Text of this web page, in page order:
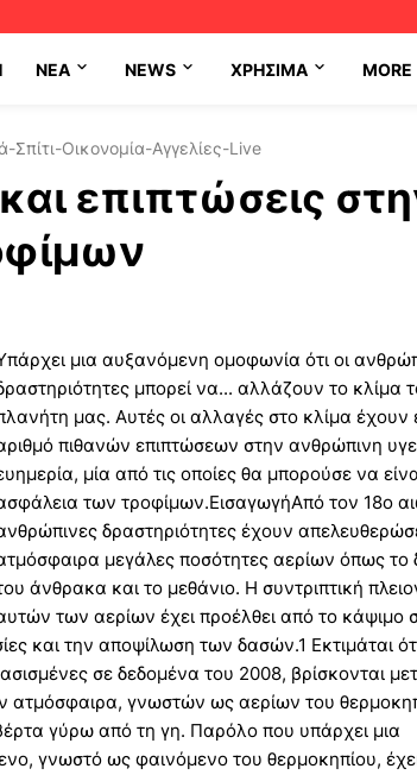
NEA NEWS ΧΡΉΣΙΜΑ MORE
Οικονομία-Αγγελίες-Live
επιπτώσεις
μια αυξανόμενη ομοφωνία ότι οι
μπορεί να... αλλάζουν το κλίμα
μας. Αυτές οι αλλαγές στο κλίμα έχουν
πιθανών επιπτώσεων στην ανθρώπινη
μία από τις οποίες θα μπορούσε να
των τροφίμων.ΕισαγωγήΑπό τον 18ο
δραστηριότητες έχουν
μεγάλες ποσότητες αερίων όπως το
άνθρακα και το μεθάνιο. Η συντριπτική
των αερίων έχει προέλθει από το κάψιμο
και την αποψίλωση των δασών.1 Εκτιμάται
σε δεδομένα του 2008, βρίσκονται
γνωστών ως αερίων του
γύρω από τη γη. Παρόλο που υπάρχει μια
γνωστό ως φαινόμενο του θερμοκηπίου,